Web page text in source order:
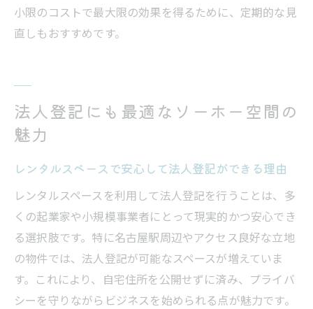
小限のコストで最大限の効果を得るために、定期的な見
直しもおすすめです。
法人登記にも最適なソーホー空間の
魅力
レンタルスペースで安心して法人登記ができる理由
レンタルスペースを利用して法人登記を行うことは、多
くの起業家や小規模事業者にとって現実的かつ安心でき
る選択肢です。特に名古屋駅周辺やアクセス良好な立地
の物件では、法人登記が可能なスペースが増えていま
す。これにより、自宅住所を公開せずに済み、プライバ
シーを守りながらビジネスを始められる点が魅力です。